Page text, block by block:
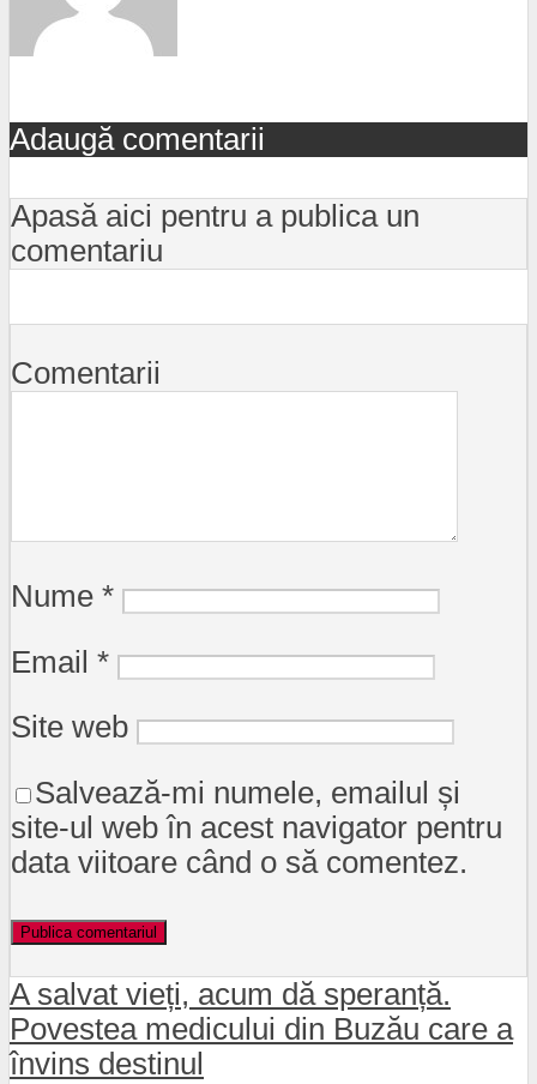
Adaugă comentarii
Apasă aici pentru a publica un
comentariu
Comentarii
Nume *
Email *
Site web
Salvează-mi numele, emailul și
site-ul web în acest navigator pentru
data viitoare când o să comentez.
A salvat vieți, acum dă speranță.
Povestea medicului din Buzău care a
învins destinul